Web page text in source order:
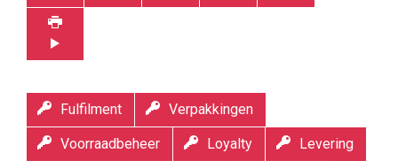
Fulfilment Verpakkingen
Voorraadbeheer Loyalty Levering